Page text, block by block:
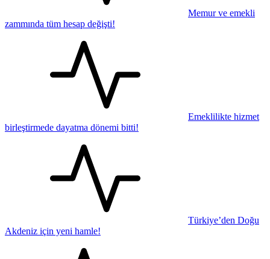
Memur ve emekli
zammında tüm hesap değişti!
Emeklilikte hizmet
birleştirmede dayatma dönemi bitti!
Türkiye’den Doğu
Akdeniz için yeni hamle!